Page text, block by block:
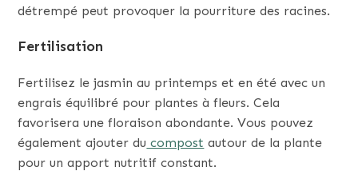
détrempé peut provoquer la pourriture des racines.
Fertilisation
Fertilisez le jasmin au printemps et en été avec un
engrais équilibré pour plantes à fleurs. Cela
favorisera une floraison abondante. Vous pouvez
également ajouter du compost autour de la plante
pour un apport nutritif constant.